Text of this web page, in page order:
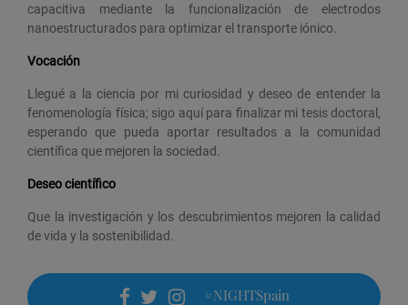
capacitiva mediante la funcionalización de electrodos
nanoestructurados para optimizar el transporte iónico.
Vocación
Llegué a la ciencia por mi curiosidad y deseo de entender la
fenomenología física; sigo aquí para finalizar mi tesis doctoral,
esperando que pueda aportar resultados a la comunidad
científica que mejoren la sociedad.
Deseo científico
Que la investigación y los descubrimientos mejoren la calidad
de vida y la sostenibilidad.
#NIGHTSpain